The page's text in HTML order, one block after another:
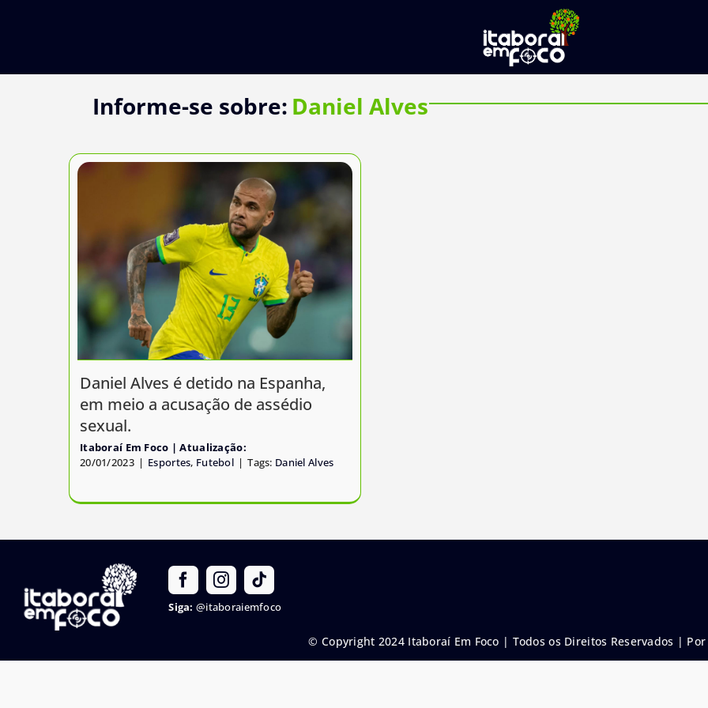
Informe-se sobre: Daniel Alves
Daniel Alves é detido na Espanha,
em meio a acusação de assédio
sexual.
Itaboraí Em Foco
20/01/2023 | Esportes, Futebol | Tags: Daniel Alves
Siga: @itaboraiemfoco
© Copyright 2024 Itaboraí Em Foco | Todos os Direitos Reservados | Por